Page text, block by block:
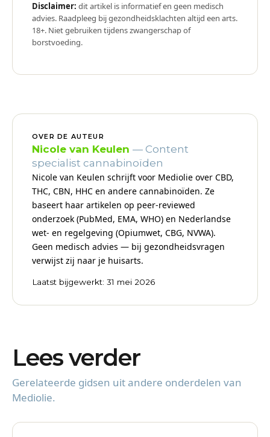
Disclaimer: dit artikel is informatief en geen medisch
advies. Raadpleeg bij gezondheidsklachten altijd een arts.
18+. Niet gebruiken tijdens zwangerschap of
borstvoeding.
OVER DE AUTEUR
Nicole van Keulen — Content
specialist cannabinoïden
Nicole van Keulen schrijft voor Mediolie over CBD,
THC, CBN, HHC en andere cannabinoïden. Ze
baseert haar artikelen op peer-reviewed
onderzoek (PubMed, EMA, WHO) en Nederlandse
wet- en regelgeving (Opiumwet, CBG, NVWA).
Geen medisch advies — bij gezondheidsvragen
verwijst zij naar je huisarts.
Laatst bijgewerkt: 31 mei 2026
Lees verder
Gerelateerde gidsen uit andere onderdelen van
Mediolie.